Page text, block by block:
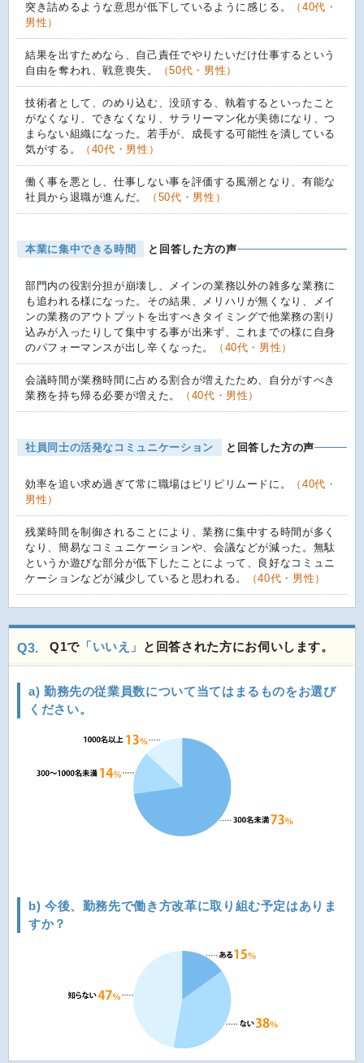
突き詰めるような意思が低下しているように感じる。
（40代・
男性）
結果を出すためなら、自己責任でやりたいだけ仕事するという
自由を奪われ、戦意喪失。
（50代・男性）
技術者として、のめり込む、没頭する、執着するといったこと
がなくなり、できなくなり、サラリーマン化が美徳になり、つ
まらない組織になった。若手が、成長する可能性を潰している
気がする。
（40代・男性）
働く事を悪とし、仕事しない事を評価する風潮となり、有能な
社員から退職が進んだ。
（50代・男性）
本業に集中できる時間 と回答した方の声
部門内の役割分担が崩壊し、メインの業務以外の雑多な業務に
も追われる様になった。その結果、メリハリが無くなり、メイ
ンの業務のアウトプットを出すべきタイミングで他業務の割り
込みが入ったりして集中する事が出来ず、これまでの様に自身
のパフォーマンスが出し辛くなった。
（40代・男性）
会議時間が業務時間に占める割合が増えたため、自分がすべき
業務を持ち帰る必要が増えた。
（40代・男性）
社員同士の活発なコミュニケーション と回答した方の声
効率を追い求め過ぎて常に職場はピリピリムードに。
（40代・
男性）
残業時間を制御されることにより、業務に集中する時間が多く
なり、簡易なコミュニケーションや、会議などが減った。無駄
というか遊びな部分が低下したことによって、良好なコミュニ
ケーションなどが減少していると思われる。
（40代・男性）
Q3. Q1で「いいえ」 と回答された方にお伺いします。
a) 勤務先の従業員数について当てはまるものをお選び
ください。
b) 今後、勤務先で働き方改革に取り組む予定はありま
すか？